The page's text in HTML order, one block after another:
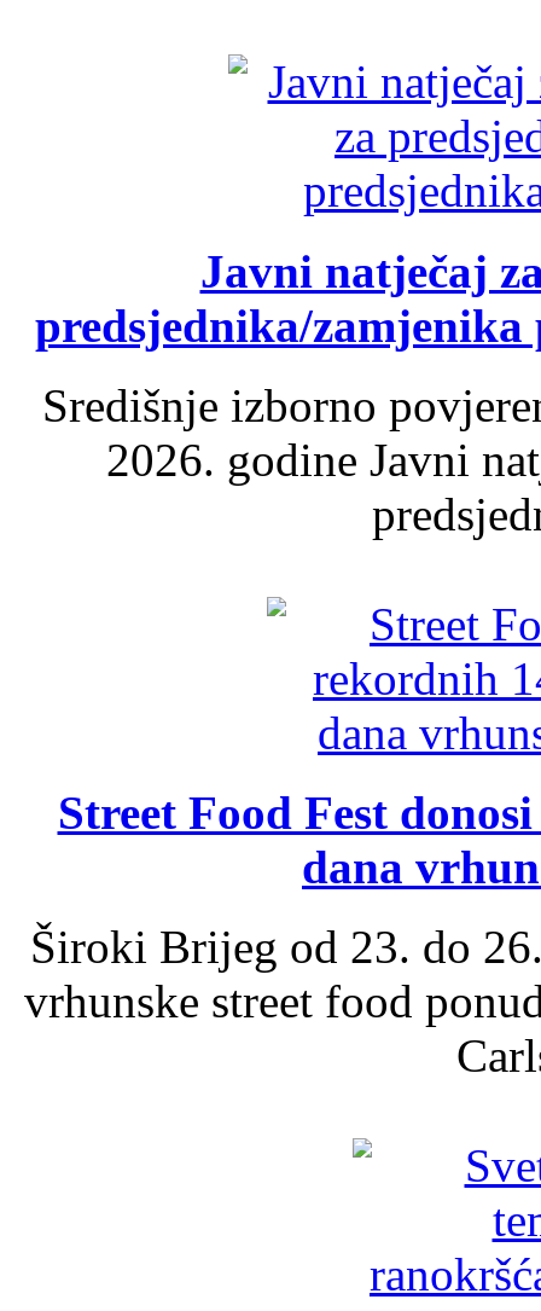
Javni natječaj
predsjednika/
Središnje izborno
2026. godine Javni
Street Food Fest
dana
Široki Brijeg od 23. do
vrhunske street food